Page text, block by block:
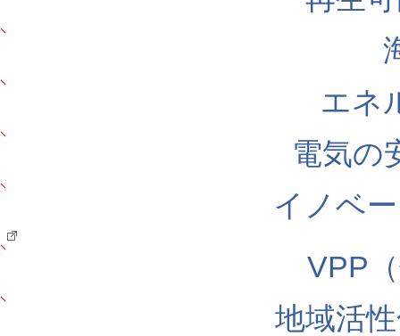
エネ
電気の
イノベ
VPP
地域活